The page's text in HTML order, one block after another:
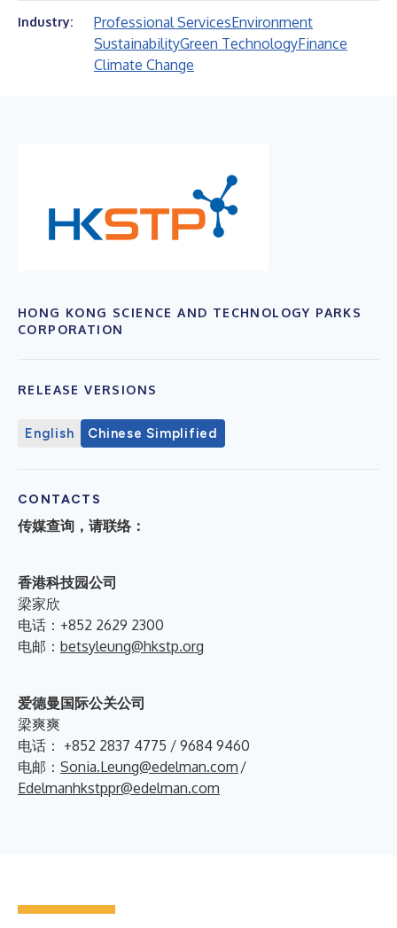
Industry: Professional ServicesEnvironment
SustainabilityGreen TechnologyFinance
Climate Change
HONG KONG SCIENCE AND TECHNOLOGY PARKS
CORPORATION
RELEASE VERSIONS
English Chinese Simplified
CONTACTS
传媒查询，请联络：
香港科技园公司
梁家欣
电话：+852 2629 2300
电邮： betsyleung@hkstp.org
爱德曼国际公关公司
梁爽爽
电话： +852 2837 4775 / 9684 9460
电邮： Sonia.Leung@edelman.com /
Edelmanhkstppr@edelman.com